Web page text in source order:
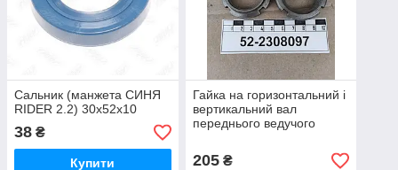
Сальник (манжета СИНЯ
RIDER 2.2) 30х52х10
38 ₴
Купити
Гайка на горизонтальний і
вертикальний вал
переднього ведучого
205₴